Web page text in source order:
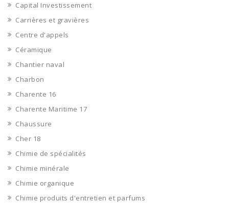
Capital Investissement
Carrières et gravières
Centre d'appels
Céramique
Chantier naval
Charbon
Charente 16
Charente Maritime 17
Chaussure
Cher 18
Chimie de spécialités
Chimie minérale
Chimie organique
Chimie produits d'entretien et parfums